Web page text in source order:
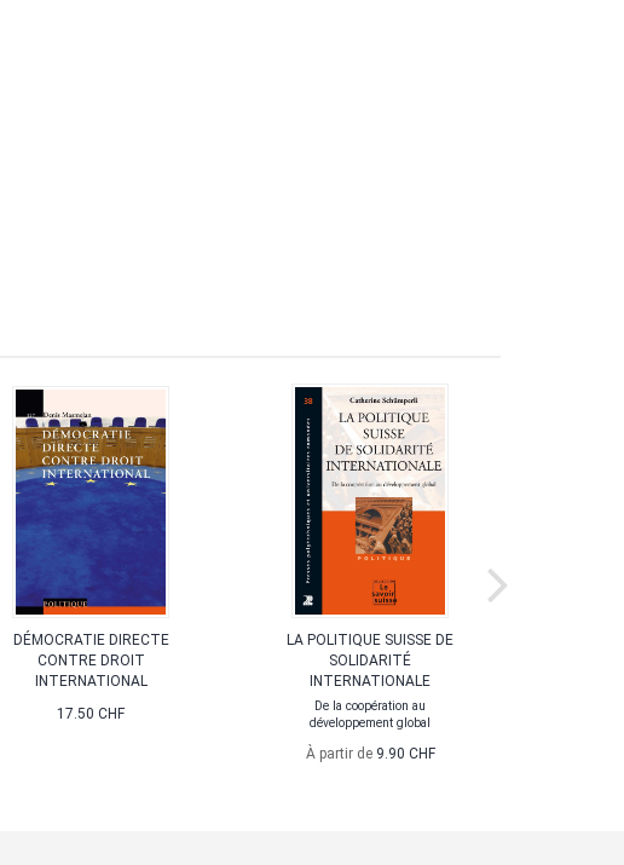
DÉMOCRATIE DIRECTE
CONTRE DROIT
INTERNATIONAL
17.50 CHF
LA POLITIQUE SUISSE DE
SOLIDARITÉ
INTERNATIONALE
De la coopération au
développement global
À partir de 9.90 CHF